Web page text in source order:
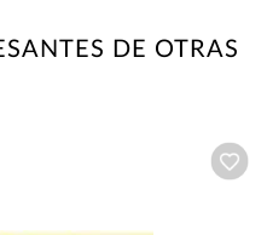
DE OTRAS